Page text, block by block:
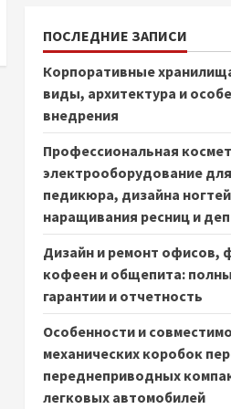
ПОСЛЕДНИЕ ЗАПИСИ
Корпоративные
виды, архитектура и
внедрения
Профессиональная
электрооборудование
педикюра, дизайна
наращивания ресниц и
Дизайн и ремонт офисов,
кофеен и общепита:
гарантии и отчетность
Особенности и
механических коробок
переднеприводных
легковых автомобилей